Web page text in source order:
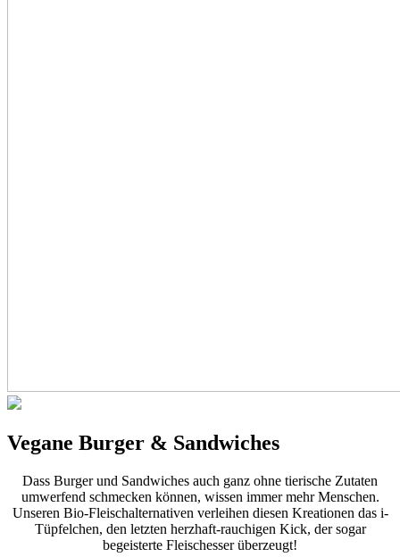
Vegane Burger & Sandwiches
Dass Burger und Sandwiches auch ganz ohne tierische Zutaten
umwerfend schmecken können, wissen immer mehr Menschen.
Unseren Bio-Fleischalternativen verleihen diesen Kreationen das i-
Tüpfelchen, den letzten herzhaft-rauchigen Kick, der sogar
begeisterte Fleischesser überzeugt!